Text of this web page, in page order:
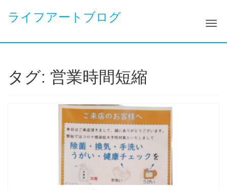
ライフアートブログ
ナ
タグ: 営業時間短縮